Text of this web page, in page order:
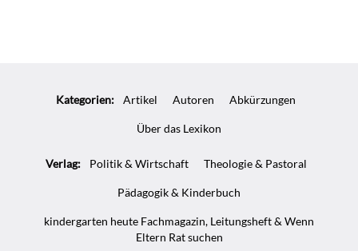
InfosKategorien: Artikel Autoren Abkürzungen
Über das Lexikon
Verlag: Politik & Wirtschaft Theologie & Pastoral
Pädagogik & Kinderbuch
kindergarten heute Fachmagazin, Leitungsheft & Wenn
Eltern Rat suchen